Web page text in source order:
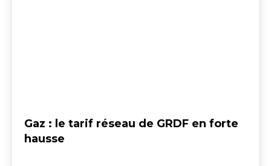
Gaz : le tarif réseau de GRDF en forte
hausse